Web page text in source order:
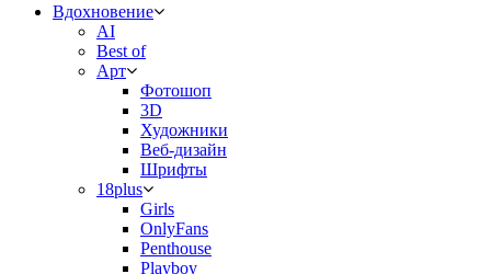
Вдохновение
AI
Best of
Арт
Фотошоп
3D
Художники
Веб-дизайн
Шрифты
18plus
Girls
OnlyFans
Penthouse
Playboy